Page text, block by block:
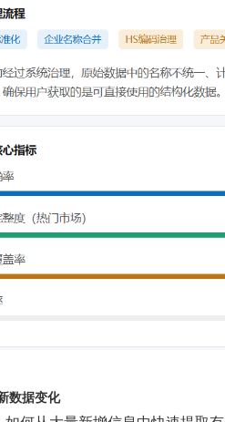
数据变化